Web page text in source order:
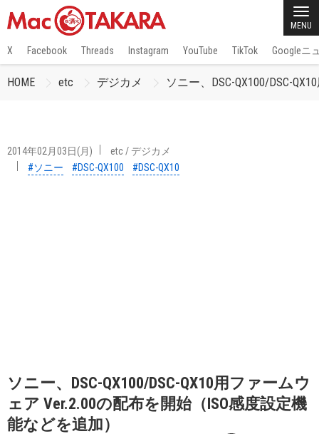
MENU
X Facebook Threads Instagram YouTube TikTok Googleニ
HOME etc デジカメ ソニー、DSC-QX100/DSC-
2014年02月03日(月) etc/デジカメ
#ソニー
#DSC-QX100 #DSC-QX10
ソニー、DSC-QX100/DSC-QX10用ファームウ
ェア Ver.2.00の配布を開始（ISO感度設定機
能などを追加）